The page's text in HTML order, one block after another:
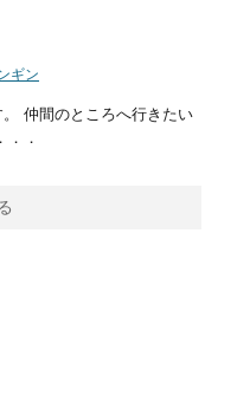
ギン
仲間のところへ行きたい
．．